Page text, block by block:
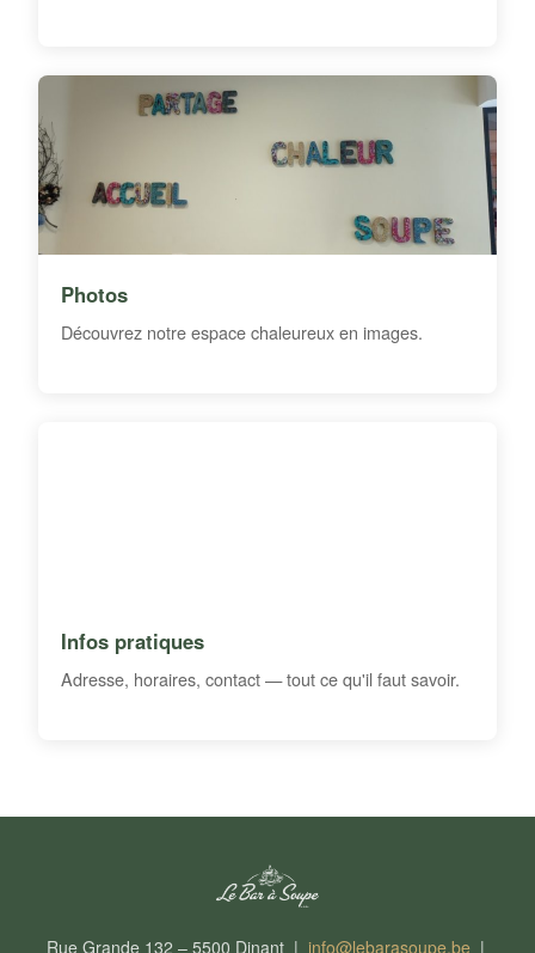
Photos
Découvrez notre espace chaleureux en images.
Infos pratiques
Adresse, horaires, contact — tout ce qu'il faut savoir.
Rue Grande 132 – 5500 Dinant | info@lebarasoupe.be|